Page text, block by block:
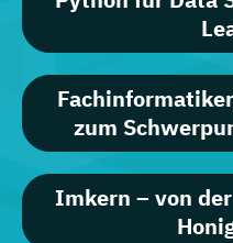
zum
Imkern – von